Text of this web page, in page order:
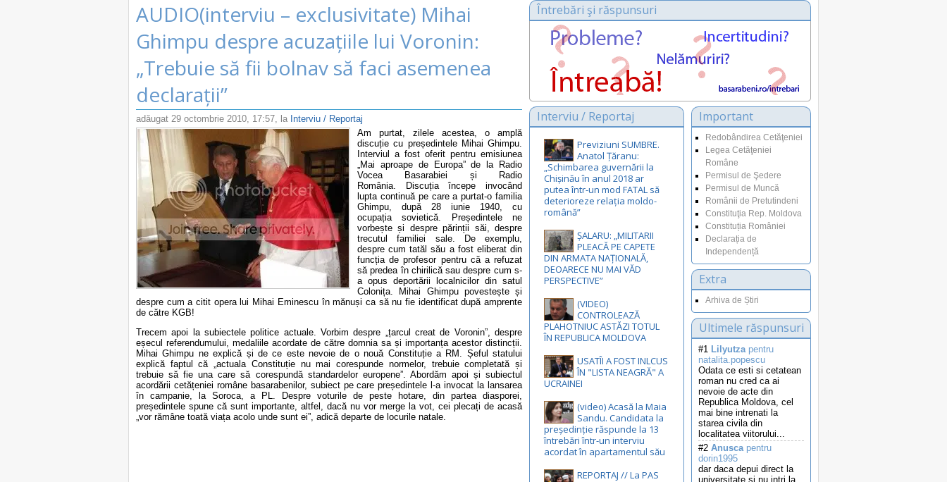
AUDIO(interviu – exclusivitate) Mihai
Ghimpu despre acuzațiile lui Voronin:
„Trebuie să fii bolnav să faci asemenea
declarații”
adăugat 29 octombrie 2010, 17:57, la Interviu / Reportaj
Am purtat, zilele acestea, o amplă
discuție cu președintele Mihai Ghimpu.
Interviul a fost oferit pentru emisiunea
„Mai aproape de Europa” de la Radio
Vocea Basarabiei și Radio
România. Discuția începe invocând
lupta continuă pe care a purtat-o familia
Ghimpu, după 28 iunie 1940, cu
ocupația sovietică. Președintele ne
vorbește și despre părinții săi, despre
trecutul familiei sale. De exemplu,
despre cum tatăl său a fost eliberat din
funcția de profesor pentru că a refuzat
să predea în chirilică sau despre cum s-
a opus deportării localnicilor din satul
Colonița. Mihai Ghimpu povestește și
despre cum a citit opera lui Mihai Eminescu în mănuși ca să nu fie identificat după amprente
de către KGB!
Trecem apoi la subiectele politice actuale. Vorbim despre „țarcul creat de Voronin”, despre
eșecul referendumului, medaliile acordate de către domnia sa și importanța acestor distincții.
Mihai Ghimpu ne explică și de ce este nevoie de o nouă Constituție a RM. Șeful statului
explică faptul că „actuala Constituție nu mai corespunde normelor, trebuie completată și
trebuie să fie una care să corespundă standardelor europene”. Abordăm apoi și subiectul
acordării cetățeniei române basarabenilor, subiect pe care președintele l-a invocat la lansarea
în campanie, la Soroca, a PL. Despre voturile de peste hotare, din partea diasporei,
președintele spune că sunt importante, altfel, dacă nu vor merge la vot, cei plecați de acasă
„vor rămâne toată viața acolo unde sunt ei”, adică departe de locurile natale.
Întrebări şi răspunsuri
Important
Redobândirea Cetăţeniei
Legea Cetăţeniei
Române
Permisul de Şedere
Permisul de Muncă
Românii de Pretutindeni
Constituţia Rep. Moldova
Constituția României
Declarația de
Independență
Extra
Arhiva de Știri
Ultimele răspunsuri
#1 Lilyutzapentru
natalita.popescu
Odata ce esti si cetatean
roman nu cred ca ai
nevoie de acte din
Republica Moldova, cel
mai bine intrenati la
starea civila din
localitatea viitorului...
#2 Anuscapentru
dorin1995
dar daca depui direct la
universitate si nu intri la
Interviu / Reportaj
Previziuni SUMBRE.
Anatol Țăranu:
„Schimbarea guvernării la
Chișinău în anul 2018 ar
putea într-un mod FATAL să
deterioreze relația moldo-
română”
ȘALARU: „MILITARII
PLEACĂ PE CAPETE
DIN ARMATA NAȚIONALĂ,
DEOARECE NU MAI VĂD
PERSPECTIVE”
(VIDEO)
CONTROLEAZĂ
PLAHOTNIUC ASTĂZI TOTUL
ÎN REPUBLICA MOLDOVA
USATÎI A FOST INLCUS
ÎN "LISTA NEAGRĂ" A
UCRAINEI
(video) Acasă la Maia
Sandu. Candidata la
președinție răspunde la 13
întrebări într-un interviu
acordat în apartamentul său
REPORTAJ // La PAS